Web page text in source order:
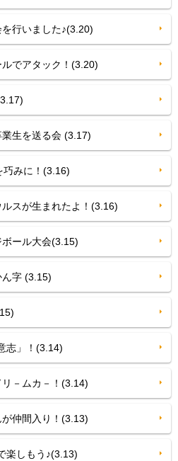
行いました♪(3.20)
でアタック！(3.20)
生を送る会 (3.17)
みに！(3.16)
スが生まれたよ！(3.16)
ール大会(3.15)
字 (3.15)
志」！(3.14)
－ムカ－！(3.14)
仲間入り！(3.13)
しもう♪(3.13)